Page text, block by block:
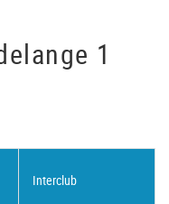
1
Interclub